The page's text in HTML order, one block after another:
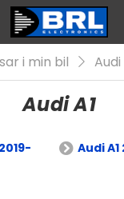
i min bil Audi
Audi A1
Audi A1